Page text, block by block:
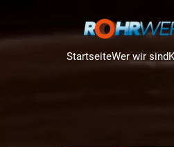
StartseiteWer wir sind